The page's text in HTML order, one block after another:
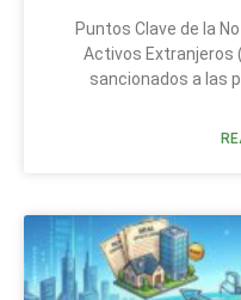
Puntos Clave de la
Activos Extranjeros
sancionados a las